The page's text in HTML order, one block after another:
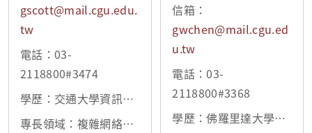
gscott@mail.cgu.edu.
tw
電話：03-
2118800#3474
學歷：交通大學資訊科
學博士
專長領域：複雜網絡電
信箱：
gwchen@mail.cgu.ed
u.tw
電話：03-
2118800#3368
學歷：佛羅里達大學航